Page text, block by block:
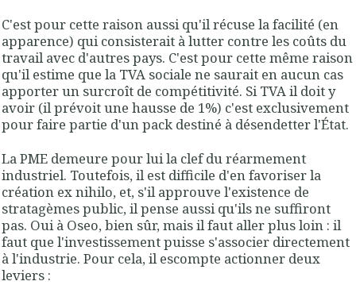
C'est pour cette raison aussi qu'il récuse la facilité (en
apparence) qui consisterait à lutter contre les coûts du
travail avec d'autres pays. C'est pour cette même raison
qu'il estime que la TVA sociale ne saurait en aucun cas
apporter un surcroît de compétitivité. Si TVA il doit y
avoir (il prévoit une hausse de 1%) c'est exclusivement
pour faire partie d'un pack destiné à désendetter l'État.
La PME demeure pour lui la clef du réarmement
industriel. Toutefois, il est difficile d'en favoriser la
création ex nihilo, et, s'il approuve l'existence de
stratagèmes public, il pense aussi qu'ils ne suffiront
pas. Oui à Oseo, bien sûr, mais il faut aller plus loin : il
faut que l'investissement puisse s'associer directement
à l'industrie. Pour cela, il escompte actionner deux
leviers :